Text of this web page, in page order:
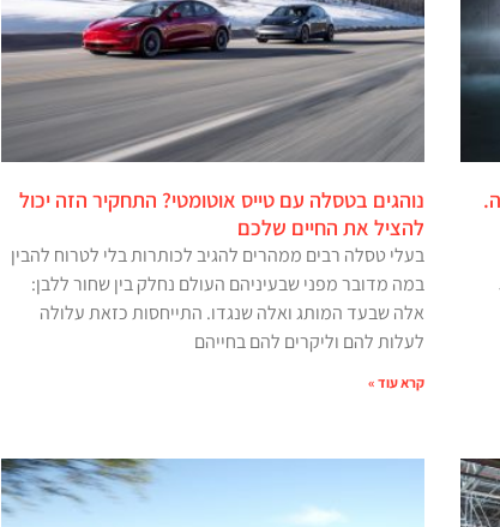
נוהגים בטסלה עם טייס אוטומטי? התחקיר הזה יכול
להציל את החיים שלכם
בעלי טסלה רבים ממהרים להגיב לכותרות בלי לטרוח להבין
במה מדובר מפני שבעיניהם העולם נחלק בין שחור ללבן:
אלה שבעד המותג ואלה שנגדו. התייחסות כזאת עלולה
לעלות להם וליקרים להם בחייהם
קרא עוד »